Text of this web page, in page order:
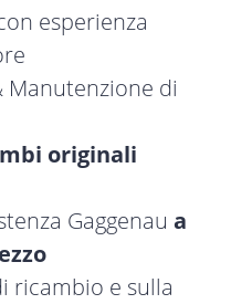
esperienza
Manutenzione di
originali
Gaggenau a
ricambio e sulla